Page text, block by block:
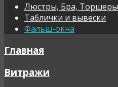
Люстры, Бра, Торшеры
Таблички и вывески
Фальш-окна
Главная
Витражи